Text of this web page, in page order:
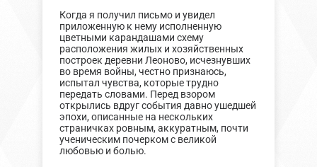
Когда я получил письмо и увидел
приложенную к нему исполненную
цветными карандашами схему
расположения жилых и хозяйственных
построек деревни Леоново, исчезнувших
во время войны, честно признаюсь,
испытал чувства, которые трудно
передать словами. Перед взором
открылись вдруг события давно ушедшей
эпохи, описанные на нескольких
страничках ровным, аккуратным, почти
ученическим почерком с великой
любовью и болью.